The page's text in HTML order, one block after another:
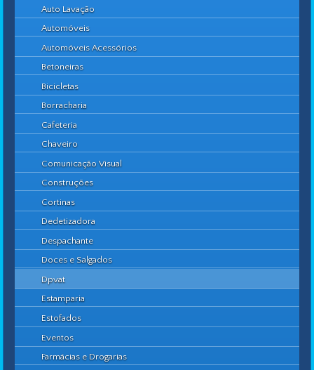
Auto Lavação
Automóveis
Automóveis Acessórios
Betoneiras
Bicicletas
Borracharia
Cafeteria
Chaveiro
Comunicação Visual
Construções
Cortinas
Dedetizadora
Despachante
Doces e Salgados
Dpvat
Estamparia
Estofados
Eventos
Farmácias e Drogarias